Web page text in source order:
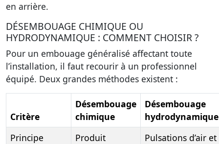
en arrière.
DÉSEMBOUAGE CHIMIQUE OU
HYDRODYNAMIQUE : COMMENT CHOISIR ?
Pour un embouage généralisé affectant toute
l’installation, il faut recourir à un professionnel
équipé. Deux grandes méthodes existent :
Critère
Désembouage
chimique
Désembouage
hydrodynamique
Principe
Produit
Pulsations d’air et